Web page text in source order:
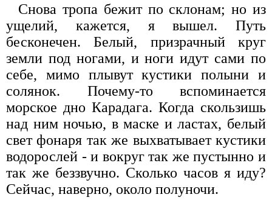
Снова тропа бежит по склонам; но из
ущелий, кажется, я вышел. Путь
бесконечен. Белый, призрачный круг
земли под ногами, и ноги идут сами по
себе, мимо плывут кустики полыни и
солянок. Почему-то вспоминается
морское дно Карадага. Когда скользишь
над ним ночью, в маске и ластах, белый
свет фонаря так же выхватывает кустики
водорослей - и вокруг так же пустынно и
так же беззвучно. Сколько часов я иду?
Сейчас, наверно, около полуночи.